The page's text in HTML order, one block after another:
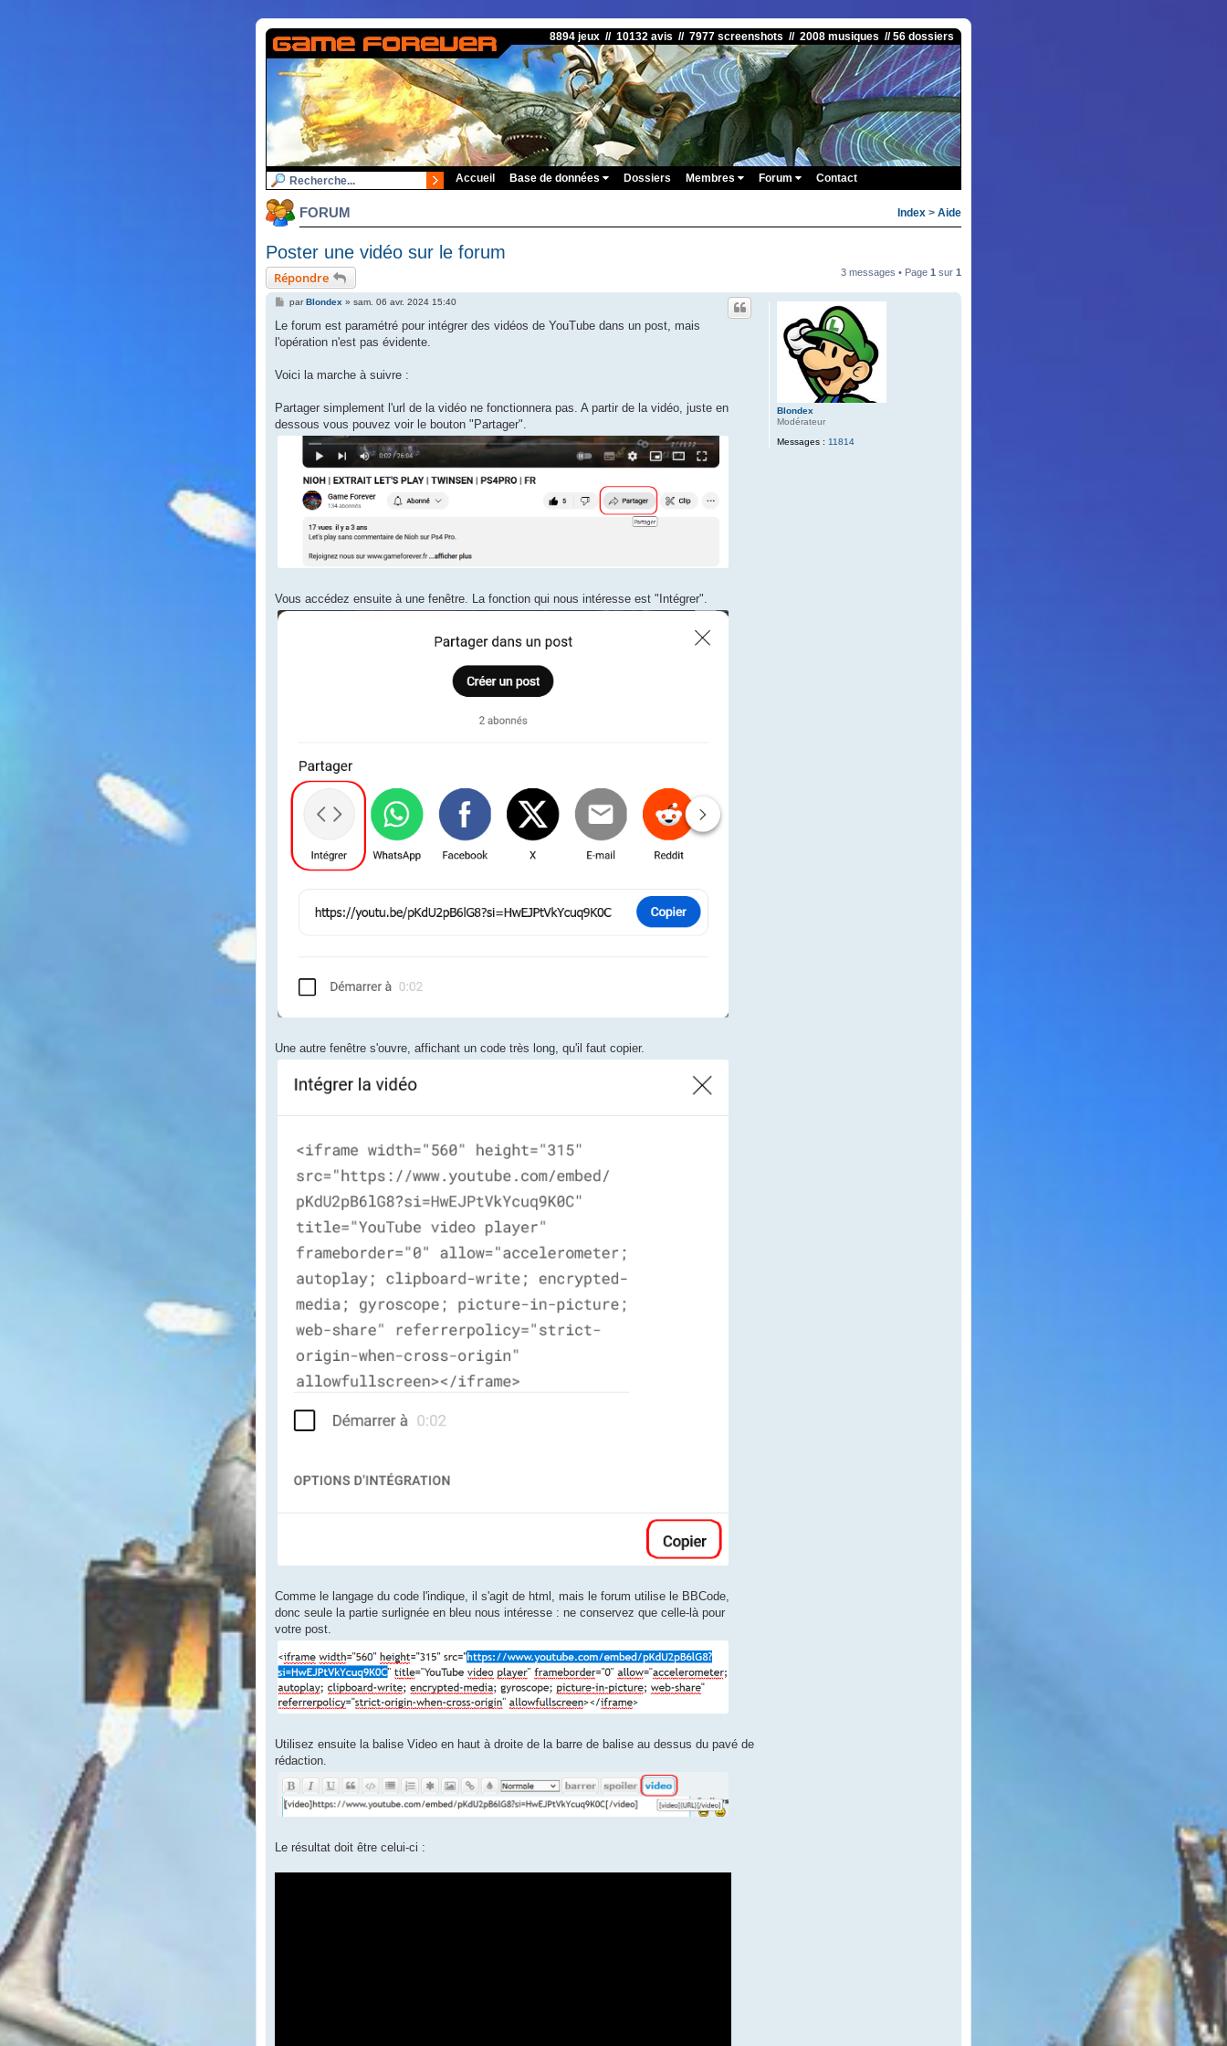
8894 jeux // 10132 avis // 7977 screenshots // 2008 musiques // 56 dossiers
Accueil Base de données Dossiers Membres Forum Contact
FORUM Index > Aide
Poster une vidéo sur le forum
Répondre 3 messages • Page 1 sur 1
Blondex
Modérateur
Messages : 11814
M
s
a
parBlondex » sam. 06 avr. 2024 15:40
Le forum est paramétré pour intégrer des vidéos de YouTube dans un post, mais
l'opération n'est pas évidente.
Voici la marche à suivre :
Partager simplement l'url de la vidéo ne fonctionnera pas. A partir de la vidéo, juste en
dessous vous pouvez voir le bouton "Partager".
Vous accédez ensuite à une fenêtre. La fonction qui nous intéresse est "Intégrer".
Une autre fenêtre s'ouvre, affichant un code très long, qu'il faut copier.
Comme le langage du code l'indique, il s'agit de html, mais le forum utilise le BBCode,
donc seule la partie surlignée en bleu nous intéresse : ne conservez que celle-là pour
votre post.
Utilisez ensuite la balise Video en haut à droite de la barre de balise au dessus du pavé de
rédaction.
Le résultat doit être celui-ci :